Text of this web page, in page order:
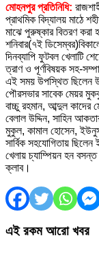
মোহনপুর প্রতিনিধি:
প্রাথমিক বিদ্যালয় মাঠে
মাঝে পুরুষ্কার বিতরণ করা
শনিবার(৭ই
দিনব্যাপি ফুটবল খেলাটি
ত্রাণ ও পূর্ণবিষয়ক সহ-
এই সময় উপস্থিত ছিলেন
পৌরসভার সাবেক মেয়র
বাচ্চু রহমান, আব্দুল কাদের
বেলাল উদ্দিন, সাহিন
মুকুল, কামাল হোসেন,
সার্বিক সহযোগিতায়
খেলায় চ্যাম্পিয়ন হন বসন্ত
ক্লাব।
এই রকম আরো খবর